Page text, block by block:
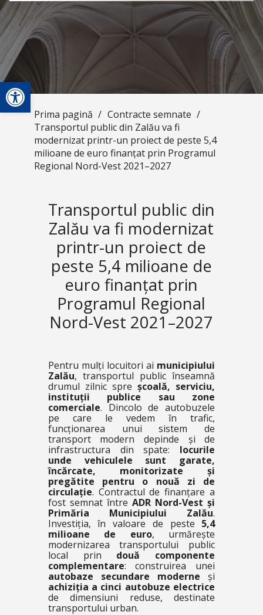
Deschide bara de unelte
Prima pagină / Contracte semnate /
Transportul public din Zalău va fi
modernizat printr-un proiect de peste 5,4
milioane de euro finanțat prin Programul
Regional Nord-Vest 2021–2027
Transportul public din
Zalău va fi modernizat
printr-un proiect de
peste 5,4 milioane de
euro finanțat prin
Programul Regional
Nord-Vest 2021–2027
Pentru mulți locuitori ai municipiului
Zalău, transportul public înseamnă
drumul zilnic spreșcoală, serviciu,
instituții publice sau zone
comerciale. Dincolo de autobuzele
pe care le vedem în trafic,
funcționarea unui sistem de
transport modern depinde și de
infrastructura din spate: locurile
unde vehiculele sunt garate,
încărcate, monitorizate și
pregătite pentru o nouă zi de
circulație. Contractul de finanțare a
fost semnat întreADR Nord-Vest și
Primăria Municipiului Zalău.
Investiția, în valoare de peste 5,4
milioane de euro, urmărește
modernizarea transportului public
local prin două componente
complementare: construirea unei
autobaze secundare moderne și
achiziția a cinci autobuze electrice
de dimensiuni reduse, destinate
transportului urban.